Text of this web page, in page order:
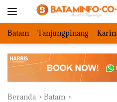
Batam Tanjungpinang
Beranda Batam